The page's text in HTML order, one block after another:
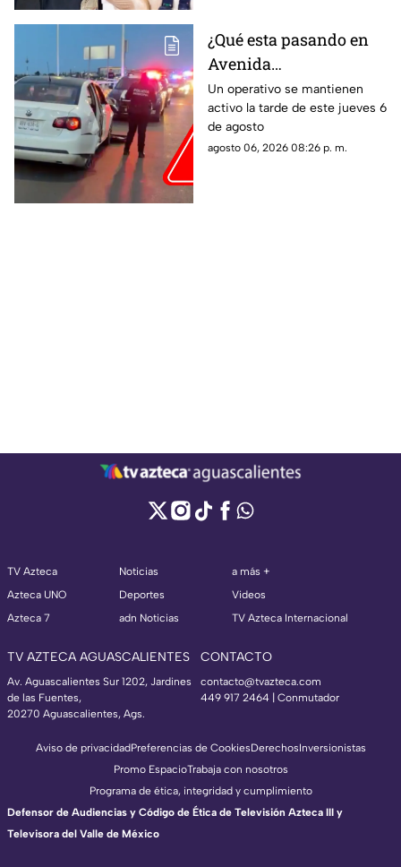
familiar
¿Qué esta pasando en
Avenida
Aguascalientes?
Reportan persecución y
accidente vehicular
Un operativo se mantienen
activo la tarde de este jueves 6
de agosto
agosto 06, 2026 08:26 p. m.
TV Azteca
Azteca UNO
Azteca 7
Noticias
Deportes
adn Noticias
a más +
Videos
TV Azteca Internacional
TV AZTECA AGUASCALIENTES
Av. Aguascalientes Sur 1202, Jardines
de las Fuentes,
20270 Aguascalientes, Ags.
CONTACTO
contacto@tvazteca.com
449 917 2464 | Conmutador
Aviso de privacidadPreferencias de CookiesDerechosInversionistas
Promo EspacioTrabaja con nosotros
Programa de ética, integridad y cumplimiento
Defensor de Audiencias y Código de Ética de Televisión Azteca III y
Televisora del Valle de México